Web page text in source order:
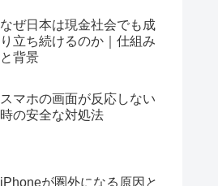
なぜ日本は現金社会でも成
り立ち続けるのか｜仕組み
と背景
スマホの画面が反応しない
時の安全な対処法
iPhoneが圏外になる原因と